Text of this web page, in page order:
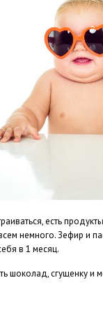
есть
немного. Зефир и
в 1 месяц.
шоколад, сгущенку и